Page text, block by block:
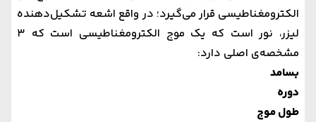
الکترومغناطیسی قرار می‌گیرد؛ در واقع اشعه تشکیل‌دهنده
لیزر، نور است که یک موج الکترومغناطیسی است که 3
مشخصه‌ی اصلی دارد:
بسامد
دوره
طول موج